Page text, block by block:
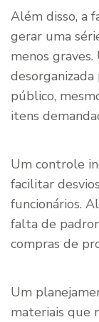
Além disso, a
gerar uma
menos
público,
itens
Um controle
facilitar
funcionários.
falta de
compras de
Um
materiais que